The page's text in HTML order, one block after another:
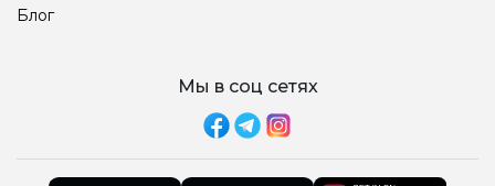
Блог
Мы в соц сетях